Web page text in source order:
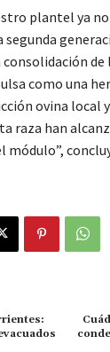
plantel ya
de
como una
ovina local
raza han
módulo”,